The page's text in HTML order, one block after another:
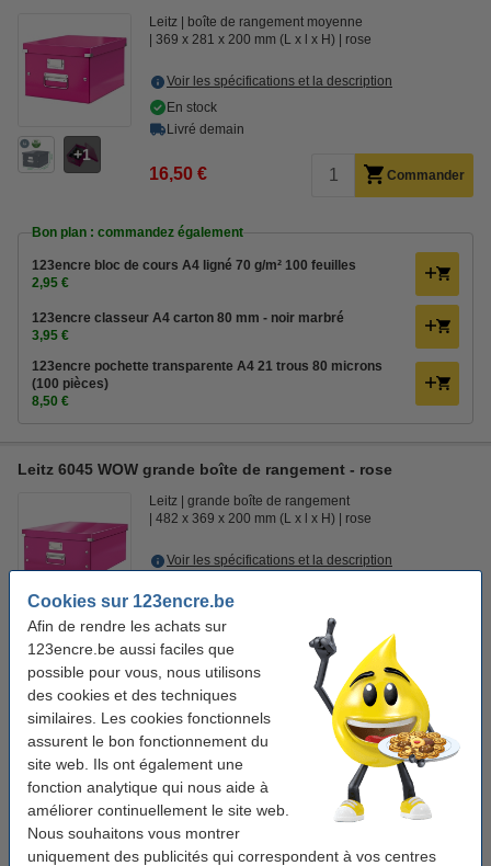
Cookies sur 123encre.be
Afin de rendre les achats sur
123encre.be aussi faciles que
possible pour vous, nous utilisons
des cookies et des techniques
similaires. Les cookies fonctionnels
assurent le bon fonctionnement du
site web. Ils ont également une
fonction analytique qui nous aide à
améliorer continuellement le site web.
Nous souhaitons vous montrer
uniquement des publicités qui correspondent à vos centres
1
Leitz
boîte de rangement moyenne
369 x 281 x 200 mm (L x l x H)
rose
Voir les spécifications et la description
En stock
Livré demain
16,50 € Commander
Bon plan : commandez également
123encre bloc de cours A4 ligné 70 g/m² 100 feuilles
2,95 €
123encre classeur A4 carton 80 mm - noir marbré
3,95 €
123encre pochette transparente A4 21 trous 80 microns
(100 pièces)
8,50 €
Leitz 6045 WOW grande boîte de rangement - rose
Leitz
grande boîte de rangement
482 x 369 x 200 mm (L x l x H)
rose
Voir les spécifications et la description
Livré demain
18,50 € Commander
Bon plan : commandez également
123encre bloc de cours A4 ligné 70 g/m² 100 feuilles
2,95 €
123encre classeur A4 carton 80 mm - noir marbré
3,95 €
(100 pièces)